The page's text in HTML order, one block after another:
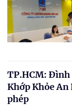
TP.HCM: Đình
Khớp Khỏe
phép